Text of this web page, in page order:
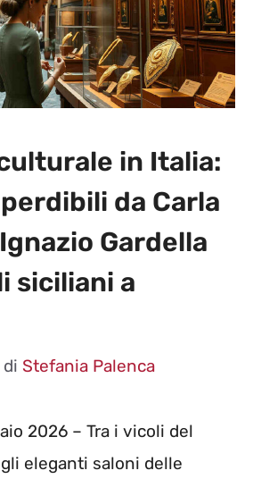
in Italia:
da Carla
Gardella
siciliani a
di Stefania Palenca
2026 – Tra i vicoli del
eleganti saloni delle